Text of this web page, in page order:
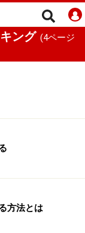
ング (4ページ
方法とは